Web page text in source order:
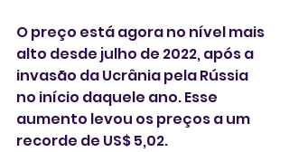
O preço está agora no nível mais
alto desde julho de 2022, após a
invasão da Ucrânia pela Rússia
no início daquele ano. Esse
aumento levou os preços a um
recorde de US$ 5,02.